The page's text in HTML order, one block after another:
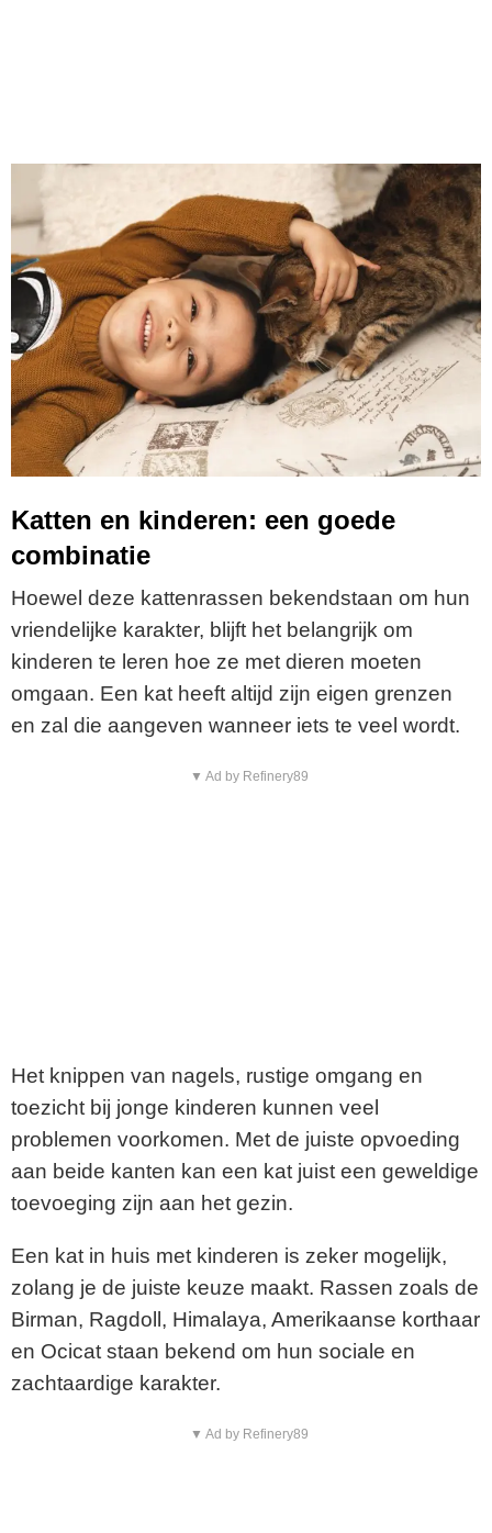
Katten en kinderen: een goede
combinatie
Hoewel deze kattenrassen bekendstaan om hun
vriendelijke karakter, blijft het belangrijk om
kinderen te leren hoe ze met dieren moeten
omgaan. Een kat heeft altijd zijn eigen grenzen
en zal die aangeven wanneer iets te veel wordt.
▼ Ad by Refinery89
Het knippen van nagels, rustige omgang en
toezicht bij jonge kinderen kunnen veel
problemen voorkomen. Met de juiste opvoeding
aan beide kanten kan een kat juist een geweldige
toevoeging zijn aan het gezin.
Een kat in huis met kinderen is zeker mogelijk,
zolang je de juiste keuze maakt. Rassen zoals de
Birman, Ragdoll, Himalaya, Amerikaanse korthaar
en Ocicat staan bekend om hun sociale en
zachtaardige karakter.
▼ Ad by Refinery89